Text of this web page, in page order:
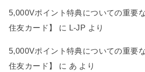
5,000Vポイント特典についての重要
住友カード】
に L-JP より
5,000Vポイント特典についての重要
住友カード】
に あ より